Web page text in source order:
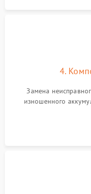
4.
Замена
изношенного
контроллеров на
разъемов и